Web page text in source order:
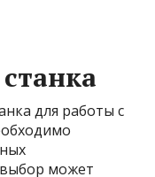
для работы с
может